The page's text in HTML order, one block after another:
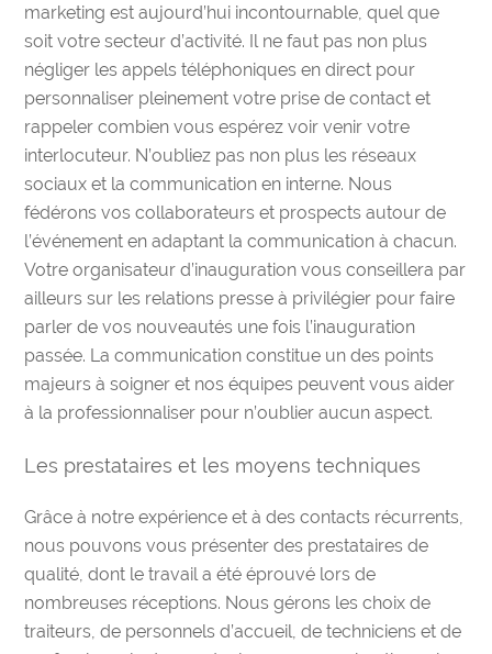
marketing est aujourd’hui incontournable, quel que
soit votre secteur d’activité. Il ne faut pas non plus
négliger les appels téléphoniques en direct pour
personnaliser pleinement votre prise de contact et
rappeler combien vous espérez voir venir votre
interlocuteur. N’oubliez pas non plus les réseaux
sociaux et la communication en interne. Nous
fédérons vos collaborateurs et prospects autour de
l’événement en adaptant la communication à chacun.
Votre organisateur d’inauguration vous conseillera par
ailleurs sur les relations presse à privilégier pour faire
parler de vos nouveautés une fois l’inauguration
passée. La communication constitue un des points
majeurs à soigner et nos équipes peuvent vous aider
à la professionnaliser pour n’oublier aucun aspect.
Les prestataires et les moyens techniques
Grâce à notre expérience et à des contacts récurrents,
nous pouvons vous présenter des prestataires de
qualité, dont le travail a été éprouvé lors de
nombreuses réceptions. Nous gérons les choix de
traiteurs, de personnels d’accueil, de techniciens et de